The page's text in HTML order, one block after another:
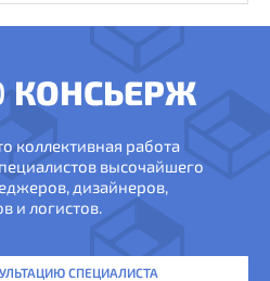
КОНСЬЕРЖ
коллективная работа
высочайшего
дизайнеров,
и логистов.
СПЕЦИАЛИСТА